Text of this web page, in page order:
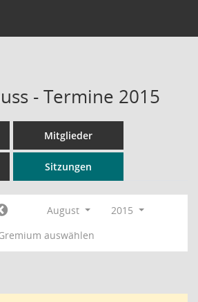
- Termine 2015
Mitglieder
Sitzungen
August
2015
auswählen